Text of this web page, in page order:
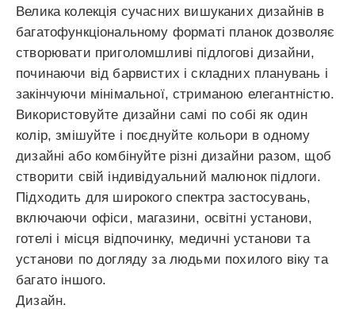
Велика колекція сучасних вишуканих дизайнів в
багатофункціональному форматі планок дозволяє
створювати приголомшливі підлогові дизайни,
починаючи від барвистих і складних планувань і
закінчуючи мінімальної, стриманою елегантністю.
Використовуйте дизайни самі по собі як один
колір, змішуйте і поєднуйте кольори в одному
дизайні або комбінуйте різні дизайни разом, щоб
створити свій індивідуальний малюнок підлоги.
Підходить для широкого спектра застосувань,
включаючи офіси, магазини, освітні установи,
готелі і місця відпочинку, медичні установи та
установи по догляду за людьми похилого віку та
багато іншого.
Дизайн.